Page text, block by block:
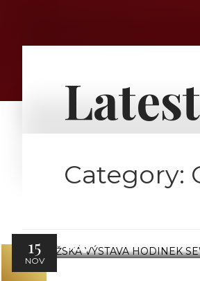
Category:
15
NOV
Blog